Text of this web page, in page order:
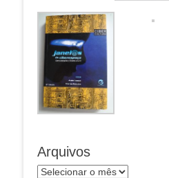
Arquivos
Arquivos